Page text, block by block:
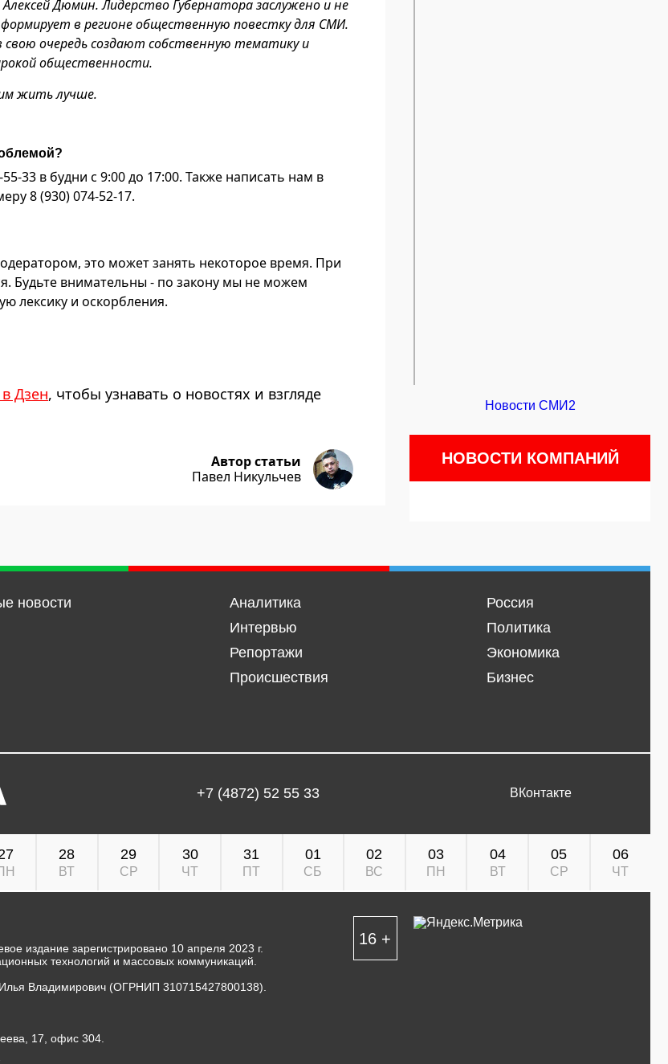
Дюмин. Лидерство Губернатора заслужено и не
в регионе общественную повестку для СМИ.
очередь создают собственную тематику и
общественности.
жить лучше.
33 в будни с 9:00 до 17:00. Также написать нам в
8 (930) 074-52-17.
это может занять некоторое время. При
Будьте внимательны - по закону мы не можем
лексику и оскорбления.
Дзен, чтобы узнавать о новостях и взгляде
Автор статьи
Павел Никульчев
Новости СМИ2
НОВОСТИ КОМПАНИЙ
новости
Аналитика
Интервью
Репортажи
Происшествия
Россия
Политика
Экономика
Бизнес
+7 (4872) 52 55 33 ВКонтакте
28
ВТ
29
СР
30
ЧТ
31
ПТ
01
СБ
02
ВС
03
ПН
04
ВТ
05
СР
06
ЧТ
издание зарегистрировано 10 апреля 2023 г.
технологий и массовых коммуникаций.
Владимирович (ОГРНИП 310715427800138).
17, офис 304.
16 +